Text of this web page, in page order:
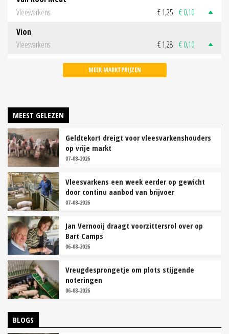
Vleesvarkens
€ 1,25 € 0,10
Vion
Vleesvarkens
€ 1,28 € 0,10
MEER MARKTPRIJZEN
MEEST GELEZEN
Geldtekort dreigt voor vleesvarkenshouders
op vrije markt
07-08-2026
Vleesvarkens een week eerder op gewicht
door continu aanbod van brijvoer
07-08-2026
Jan Vernooij draagt voorzittersrol over op
Bart Camps
06-08-2026
Vreugdesprongetje om plots stijgende
noteringen
06-08-2026
BLOGS